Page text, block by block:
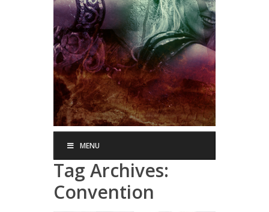
MENU
Tag Archives:
Convention